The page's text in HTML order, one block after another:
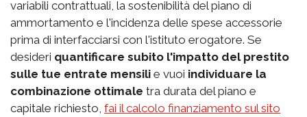
variabili contrattuali, la sostenibilità del piano di
ammortamento e l'incidenza delle spese accessorie
prima di interfacciarsi con l'istituto erogatore. Se
desideri quantificare subito l'impatto del prestito
sulle tue entrate mensili e vuoi individuare la
combinazione ottimale tra durata del piano e
capitale richiesto, fai il calcolo finanziamento sul sito